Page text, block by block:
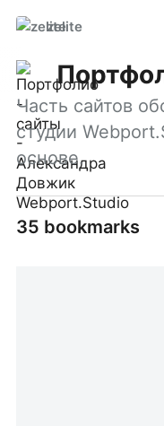
zelite
Часть сайтов
студии
основе.
35 bookmarks